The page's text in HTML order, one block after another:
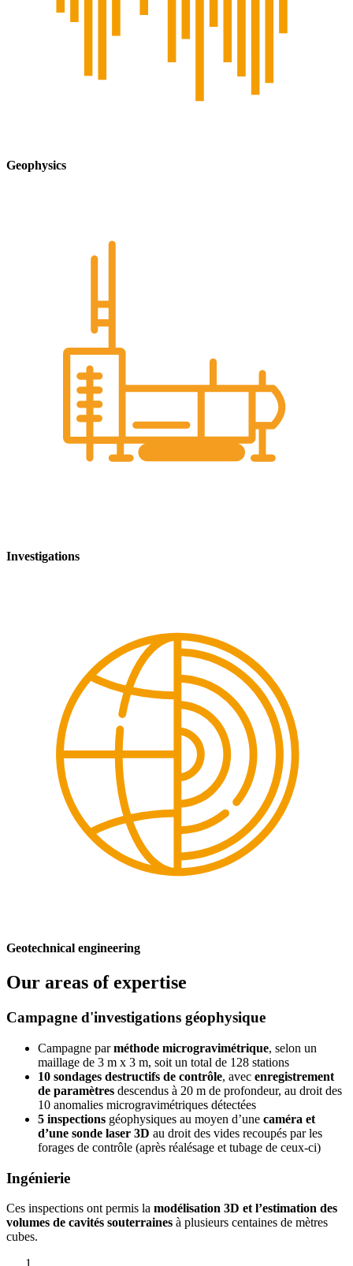
Geophysics
Investigations
Geotechnical engineering
Our areas of expertise
Campagne d'investigations géophysique
Campagne parméthode microgravimétrique, selon un
maillage de 3 m x 3 m, soit un total de 128 stations
10 sondages destructifs de contrôle, avec enregistrement
de paramètres descendus à 20 m de profondeur, au droit des
10 anomalies microgravimétriques détectées
5 inspections géophysiques au moyen d’une caméra et
d’une sonde laser 3D au droit des vides recoupés par les
forages de contrôle (après réalésage et tubage de ceux-ci)
Ingénierie
Ces inspections ont permis la modélisation 3D et l’estimation des
volumes de cavités souterraines à plusieurs centaines de mètres
cubes.